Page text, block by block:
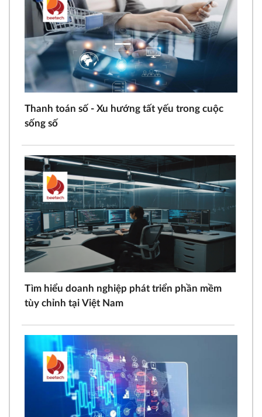
Thanh toán số - Xu hướng tất yếu trong cuộc
sống số
Tìm hiểu doanh nghiệp phát triển phần mềm
tùy chỉnh tại Việt Nam